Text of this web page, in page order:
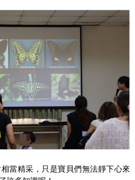
當精采，只是寶貝們無法靜下心來